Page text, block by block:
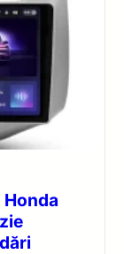
Honda